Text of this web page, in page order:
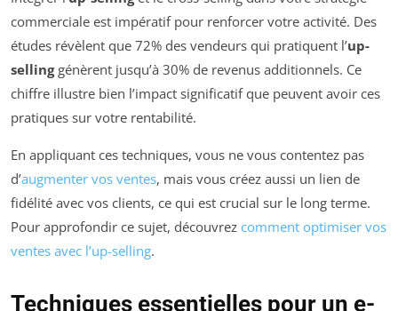
commerciale est impératif pour renforcer votre activité. Des
études révèlent que 72% des vendeurs qui pratiquent l’up-
sellinggénèrent jusqu’à 30% de revenus additionnels. Ce
chiffre illustre bien l’impact significatif que peuvent avoir ces
pratiques sur votre rentabilité.
En appliquant ces techniques, vous ne vous contentez pas
d’augmenter vos ventes, mais vous créez aussi un lien de
fidélité avec vos clients, ce qui est crucial sur le long terme.
Pour approfondir ce sujet, découvrez comment optimiser vos
ventes avec l’up-selling.
Techniques essentielles pour un e-